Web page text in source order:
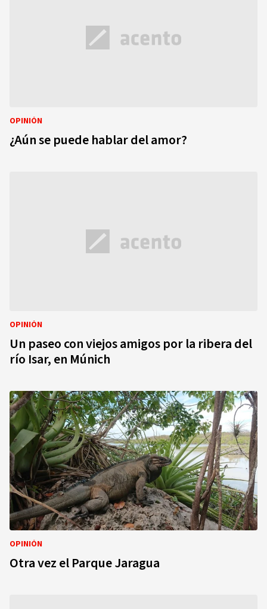
OPINIÓN
¿Aún se puede hablar del amor?
OPINIÓN
Un paseo con viejos amigos por la ribera del
río Isar, en Múnich
OPINIÓN
Otra vez el Parque Jaragua